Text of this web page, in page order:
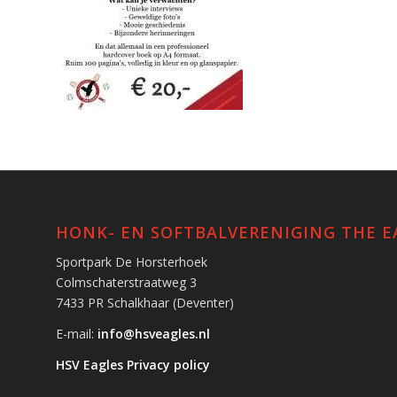
HONK- EN SOFTBALVERENIGING THE
Sportpark De Horsterhoek
Colmschaterstraatweg 3
7433 PR Schalkhaar (Deventer)
E-mail: info@hsveagles.nl
HSV Eagles Privacy policy